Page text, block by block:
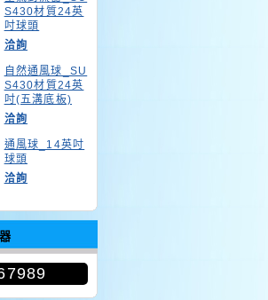
S430材質24英
吋球頭
洽詢
自然通風球_SU
S430材質24英
吋(五溝底板)
洽詢
通風球_14英吋
球頭
洽詢